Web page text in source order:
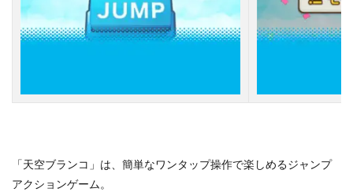
「天空ブランコ」は、簡単なワンタップ操作で楽しめるジャンプ
アクションゲーム。